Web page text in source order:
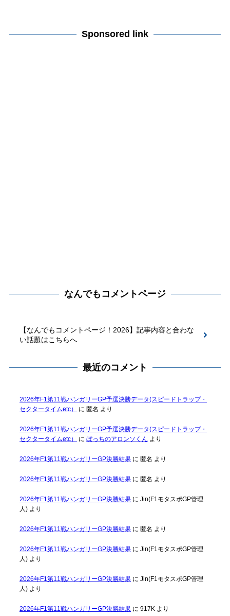
Sponsored link
なんでもコメントページ
【なんでもコメントページ！2026】記事内容と合わな
い話題はこちらへ
最近のコメント
2026年F1第11戦ハンガリーGP予選決勝データ(スピードトラップ・
セクタータイムetc）
に 匿名 より
2026年F1第11戦ハンガリーGP予選決勝データ(スピードトラップ・
セクタータイムetc）
に ぼっちのアロンソくん より
2026年F1第11戦ハンガリーGP決勝結果に 匿名 より
2026年F1第11戦ハンガリーGP決勝結果に 匿名 より
2026年F1第11戦ハンガリーGP決勝結果に Jin(F1モタスポGP管理
人)より
2026年F1第11戦ハンガリーGP決勝結果に 匿名 より
2026年F1第11戦ハンガリーGP決勝結果に Jin(F1モタスポGP管理
人)より
2026年F1第11戦ハンガリーGP決勝結果に Jin(F1モタスポGP管理
人)より
2026年F1第11戦ハンガリーGP決勝結果に 917Kより